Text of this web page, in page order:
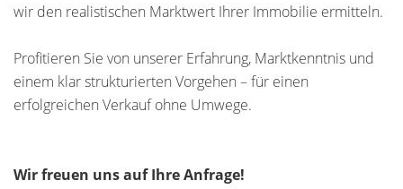
wir den realistischen Marktwert Ihrer Immobilie ermitteln.
Profitieren Sie von unserer Erfahrung, Marktkenntnis und
einem klar strukturierten Vorgehen – für einen
erfolgreichen Verkauf ohne Umwege.
Wir freuen uns auf Ihre Anfrage!